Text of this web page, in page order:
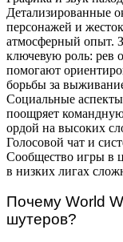
Детализированные
персонажей и
атмосферный опыт.
ключевую роль: рев
помогают
борьбы за
Социальные
поощряет командную
ордой на высоких
Голосовой чат и
Сообщество игры в
в низких лигах
Почему World
шутеров?